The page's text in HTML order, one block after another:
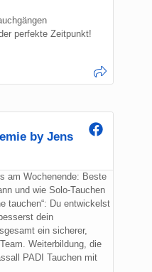
perfekte Zeitpunkt!
by Jens